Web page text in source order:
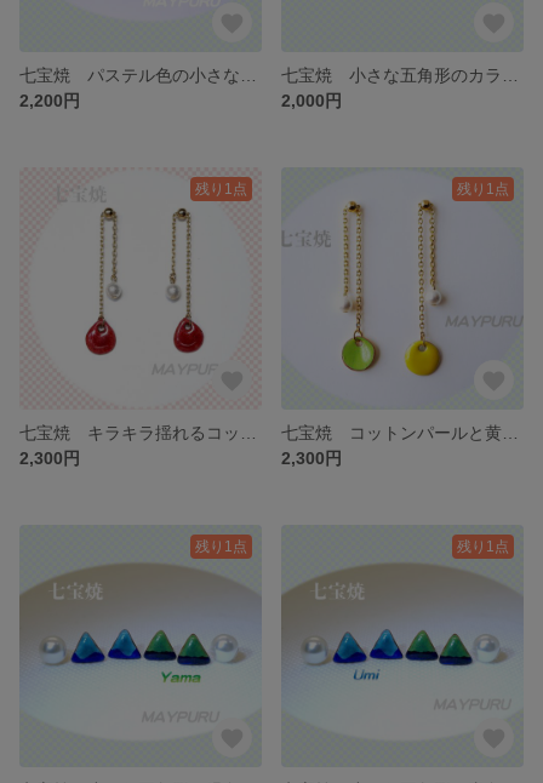
2,200円
2,000円
残り1点
2,300円
残り1点
2,300円
残り1点 残り1点